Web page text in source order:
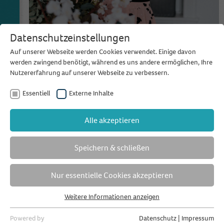
Zu all diesen Fragen musste sich Charlotte mühsam und
Stück für Stück die Antworten auf eigene Faust
erarbeiten und auch aus nicht ganz so schönen
Erfahrungen lernen. In der Rückschau auf ihren Start in
der Hochzeitsbranche gibt sie zu: "Ich hätte mir einen
Datenschutzeinstellungen
Auf unserer Webseite werden Cookies verwendet. Einige davon
werden zwingend benötigt, während es uns andere ermöglichen, Ihre
Nutzererfahrung auf unserer Webseite zu verbessern.
Essentiell Externe Inhalte
Alle akzeptieren
Speichern & schließen
Nur essentielle Cookies akzeptieren
Essentielle Cookies werden für grundlegende Funktionen der
Weitere Informationen anzeigen
Powered by
Datenschutz | Impressum